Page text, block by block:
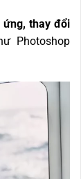
thay đổi
Photoshop